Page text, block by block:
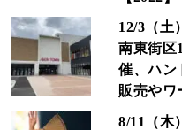
12/3（土
南東街区
催、ハン
販売やワ
8/11（木